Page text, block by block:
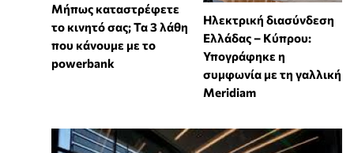
Μήπως καταστρέφετε
το κινητό σας; Τα 3 λάθη
που κάνουμε με το
powerbank
Ηλεκτρική διασύνδεση
Ελλάδας – Κύπρου:
Υπογράφηκε η
συμφωνία με τη γαλλική
Meridiam